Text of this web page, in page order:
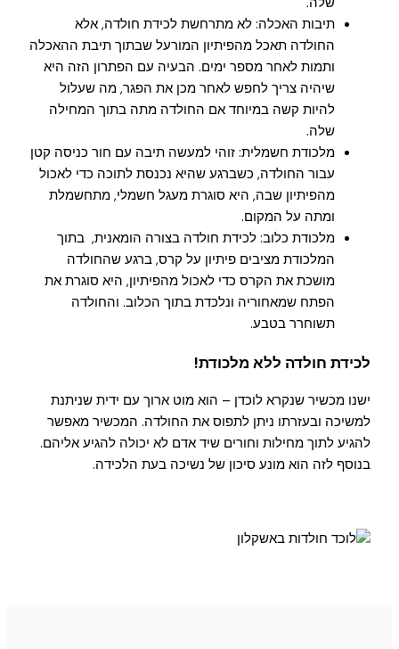
תיבות האכלה: לא מתרחשת לכידת חולדה, אלא
החולדה תאכל מהפיתיון המורעל שבתוך תיבת ההאכלה
ותמות לאחר מספר ימים. הבעיה עם הפתרון הזה היא
שיהיה צריך לחפש לאחר מכן את הפגר, מה שעלול
להיות קשה במיוחד אם החולדה מתה בתוך המחילה
שלה.
מלכודת חשמלית: זוהי למעשה תיבה עם חור כניסה קטן
עבור החולדה, כשברגע שהיא נכנסת לתוכה כדי לאכול
מהפיתיון שבה, היא סוגרת מעגל חשמלי, מתחשמלת
ומתה על המקום.
מלכודת כלוב: לכידת חולדה בצורה הומאנית, בתוך
המלכודת מציבים פיתיון על קרס, ברגע שהחולדה
מושכת את הקרס כדי לאכול מהפיתיון, היא סוגרת את
הפתח שמאחוריה ונלכדת בתוך הכלוב. והחולדה
תשוחרר בטבע.
לכידת חולדה ללא מלכודת!
ישנו מכשיר שנקרא לוכדן – הוא מוט ארוך עם ידית שניתנת
למשיכה ובעזרתו ניתן לתפוס את החולדה. המכשיר מאפשר
להגיע לתוך מחילות וחורים שיד אדם לא יכולה להגיע אליהם.
בנוסף לזה הוא מונע סיכון של נשיכה בעת הלכידה.